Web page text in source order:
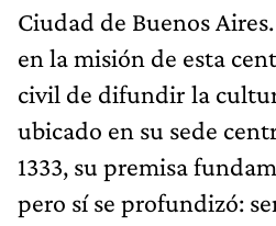
Ciudad de Buenos
en la misión de esta
civil de difundir la
ubicado en su sede
1333, su premisa
pero sí se profundizó: